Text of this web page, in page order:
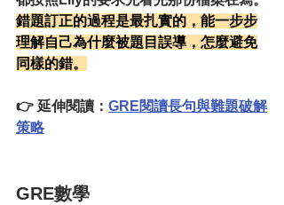
錯題訂正的過程是最扎實的，能一步步
理解自己為什麼被題目誤導，怎麼避免
同樣的錯。
👉 延伸閱讀： GRE閱讀長句與難題破解
策略
GRE數學